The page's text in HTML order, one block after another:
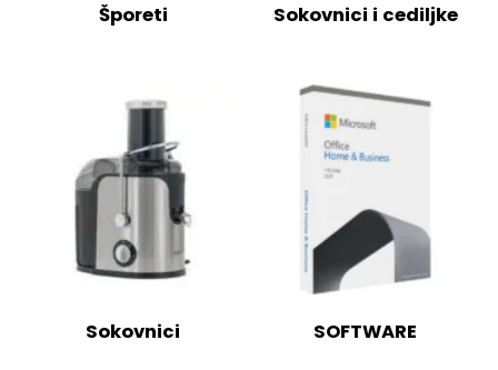
Šporeti Sokovnici i cediljke
Sokovnici SOFTWARE